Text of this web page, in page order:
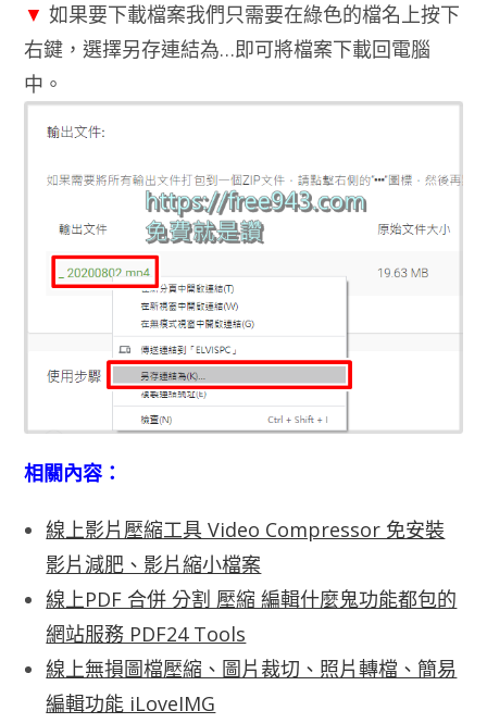
▼ 如果要下載檔案我們只需要在綠色的檔名上按下
右鍵，選擇另存連結為…即可將檔案下載回電腦
中。
相關內容：
線上影片壓縮工具 Video Compressor 免安裝
影片減肥、影片縮小檔案
線上PDF 合併 分割 壓縮 編輯什麼鬼功能都包的
網站服務 PDF24 Tools
線上無損圖檔壓縮、圖片裁切、照片轉檔、簡易
編輯功能 iLoveIMG